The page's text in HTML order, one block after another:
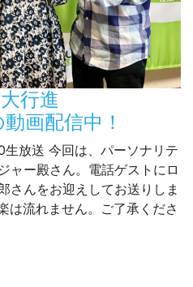
大行進
画配信中！
放送 今回は、パーソナリテ
ャー殿さん。電話ゲストにロ
さんをお迎えしてお送りしま
は流れません。ご了承くださ